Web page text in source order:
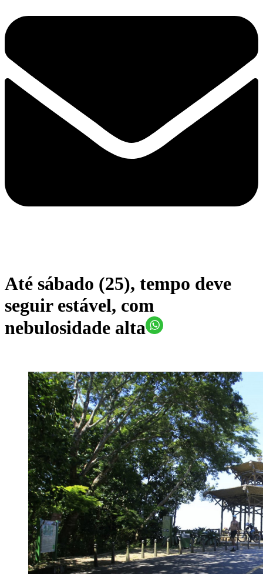
Até sábado (25), tempo deve
seguir estável, com
nebulosidade alta